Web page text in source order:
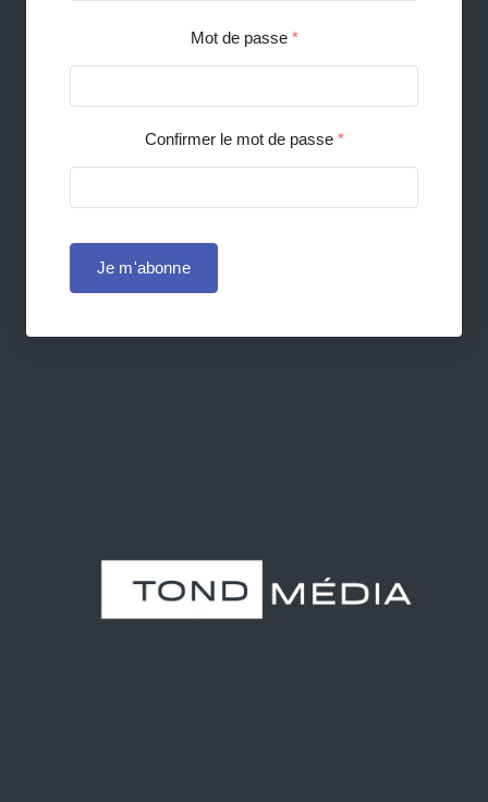
Mot de passe *
Confirmer le mot de passe *
Je m'abonne